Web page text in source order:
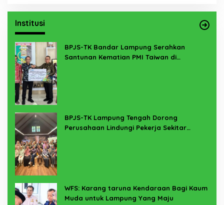
Institusi
BPJS-TK Bandar Lampung Serahkan
Santunan Kematian PMI Taiwan di
BPJS-TK Lampung Tengah Dorong
Perusahaan Lindungi Pekerja Sekitar
WFS: Karang taruna Kendaraan Bagi Kaum
Muda untuk Lampung Yang Maju